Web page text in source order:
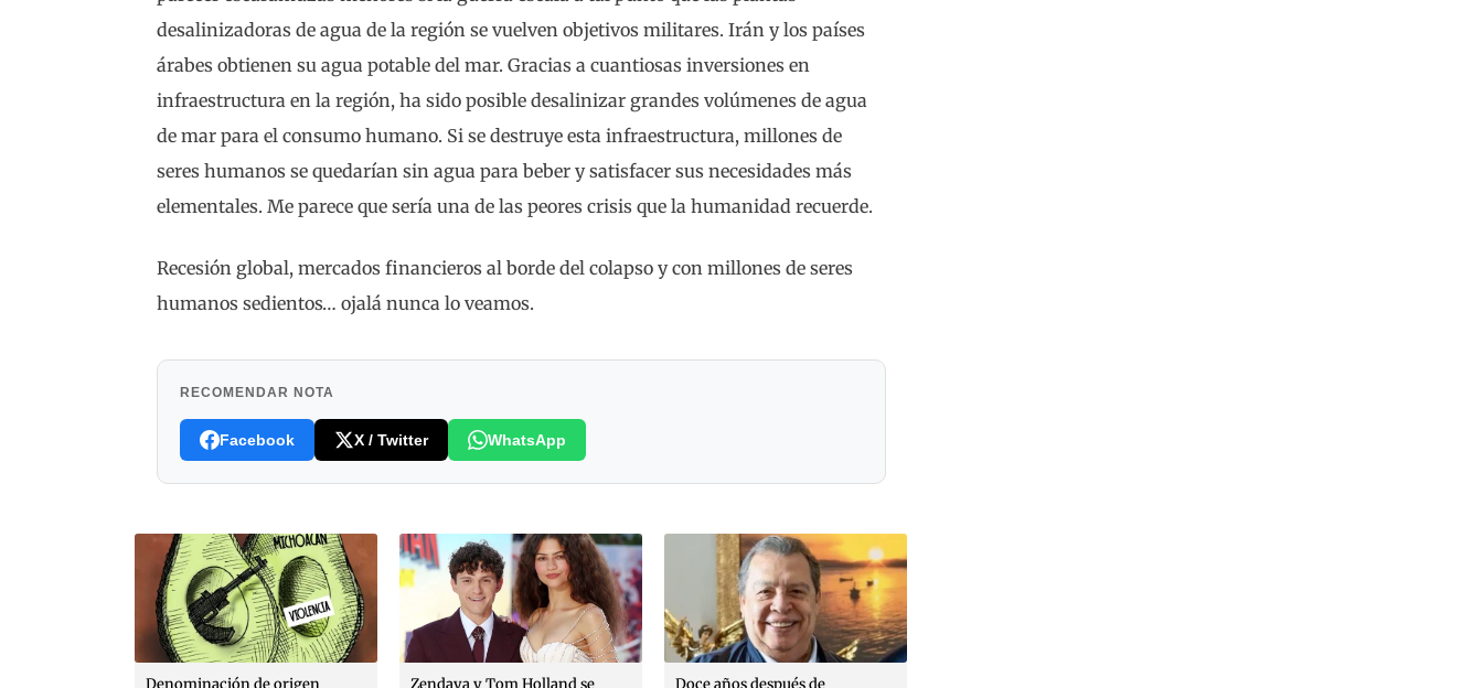
desalinizadoras de agua de la región se vuelven objetivos militares. Irán y los países
árabes obtienen su agua potable del mar. Gracias a cuantiosas inversiones en
infraestructura en la región, ha sido posible desalinizar grandes volúmenes de agua
de mar para el consumo humano. Si se destruye esta infraestructura, millones de
seres humanos se quedarían sin agua para beber y satisfacer sus necesidades más
elementales. Me parece que sería una de las peores crisis que la humanidad recuerde.
Recesión global, mercados financieros al borde del colapso y con millones de seres
humanos sedientos… ojalá nunca lo veamos.
RECOMENDAR NOTA
Facebook X / Twitter WhatsApp
Denominación de origen Zendaya y Tom Holland se Doce años después de